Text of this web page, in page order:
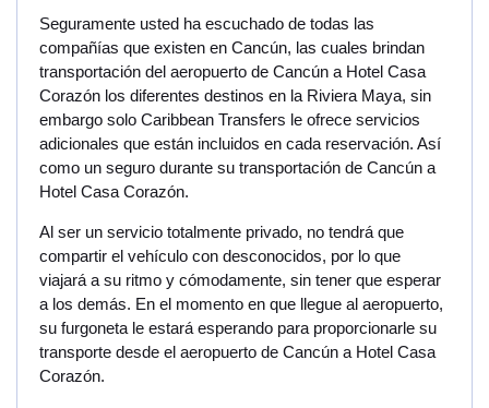
Seguramente usted ha escuchado de todas las
compañías que existen en Cancún, las cuales brindan
transportación del aeropuerto de Cancún a Hotel Casa
Corazón los diferentes destinos en la Riviera Maya, sin
embargo solo Caribbean Transfers le ofrece servicios
adicionales que están incluidos en cada reservación. Así
como un seguro durante su transportación de Cancún a
Hotel Casa Corazón.
Al ser un servicio totalmente privado, no tendrá que
compartir el vehículo con desconocidos, por lo que
viajará a su ritmo y cómodamente, sin tener que esperar
a los demás. En el momento en que llegue al aeropuerto,
su furgoneta le estará esperando para proporcionarle su
transporte desde el aeropuerto de Cancún a Hotel Casa
Corazón.